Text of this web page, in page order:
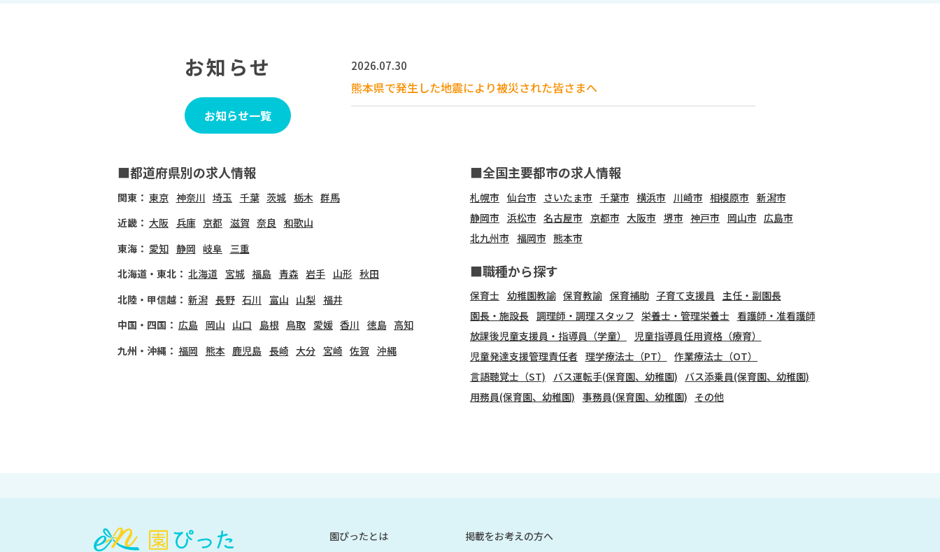
お知らせ
お知らせ一覧
2026.07.30
熊本県で発生した地震により被災された皆さまへ
■都道府県別の求人情報
関東： 東京 神奈川 埼玉 千葉 茨城 栃木 群馬
近畿： 大阪 兵庫 京都 滋賀 奈良 和歌山
東海： 愛知 静岡 岐阜
三重
北海道・東北： 北海道 宮城 福島 青森 岩手 山形 秋田
北陸・甲信越： 新潟 長野 石川 富山 山梨 福井
中国・四国： 広島 岡山 山口 島根 鳥取 愛媛 香川 徳島 高知
九州・沖縄： 福岡 熊本 鹿児島 長崎 大分 宮崎 佐賀 沖縄
■全国主要都市の求人情報
札幌市 仙台市 さいたま市 千葉市 横浜市 川崎市 相模原市 新潟市
静岡市 浜松市 名古屋市 京都市 大阪市 堺市 神戸市 岡山市 広島市
北九州市 福岡市 熊本市
■職種から探す
保育士 幼稚園教諭 保育教諭 保育補助 子育て支援員
主任・副園長
園長・施設長 調理師・調理スタッフ 栄養士・管理栄養士 看護師・准看護師
放課後児童支援員・指導員（学童）
児童指導員任用資格（療育）
児童発達支援管理責任者 理学療法士（PT）
作業療法士（OT）
言語聴覚士（ST)
バス運転手(保育園、幼稚園) バス添乗員(保育園、幼稚園)
用務員(保育園、幼稚園) 事務員(保育園、幼稚園) その他
園ぴったとは 掲載をお考えの方へ